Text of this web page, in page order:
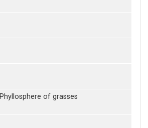
Phyllosphere of grasses